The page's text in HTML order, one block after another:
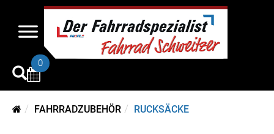
0
FAHRRADZUBEHÖR RUCKSÄCKE